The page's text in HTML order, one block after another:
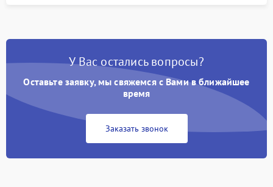
У Вас остались вопросы?
Оставьте заявку, мы свяжемся с Вами в ближайшее
время
Заказать звонок